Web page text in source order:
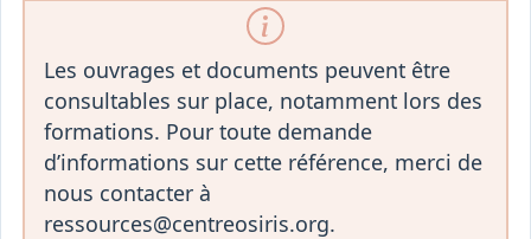
Les ouvrages et documents peuvent être
consultables sur place, notamment lors des
formations. Pour toute demande
d’informations sur cette référence, merci de
nous contacter à
ressources@centreosiris.org.